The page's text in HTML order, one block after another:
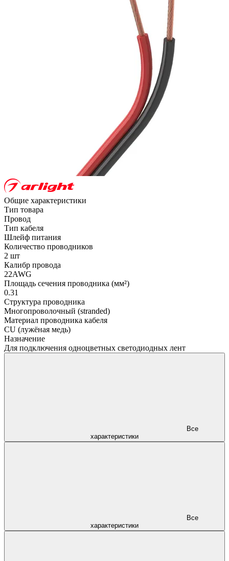
Общие характеристики
Тип товара
Провод
Тип кабеля
Шлейф питания
Количество проводников
2 шт
Калибр провода
22AWG
Площадь сечения проводника (мм²)
0.31
Структура проводника
Многопроволочный (stranded)
Материал проводника кабеля
CU (лужёная медь)
Назначение
Для подключения одноцветных светодиодных лент
характеристики
характеристики